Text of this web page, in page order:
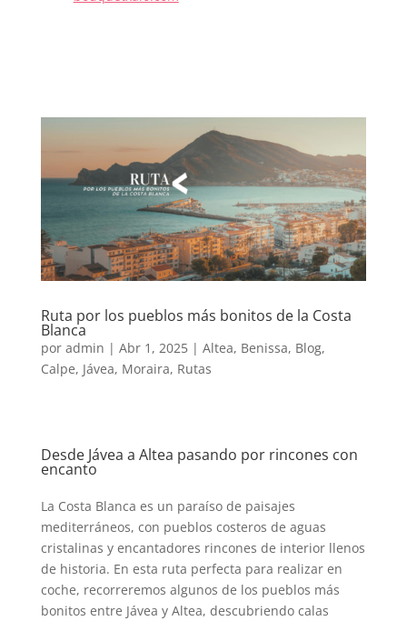
Ruta por los pueblos más bonitos de la Costa
Blanca
por admin | Abr 1, 2025| Altea, Benissa, Blog,
Calpe, Jávea, Moraira, Rutas
Desde Jávea a Altea pasando por rincones con
encanto
La Costa Blanca es un paraíso de paisajes
mediterráneos, con pueblos costeros de aguas
cristalinas y encantadores rincones de interior llenos
de historia. En esta ruta perfecta para realizar en
coche, recorreremos algunos de los pueblos más
bonitos entre Jávea y Altea, descubriendo calas